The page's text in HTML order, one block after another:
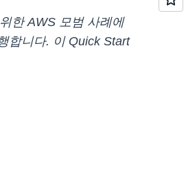
한 AWS 모범 사례에
합니다. 이 Quick Start